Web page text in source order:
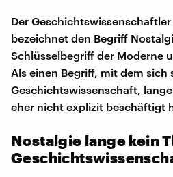
Der Geschichtswissenschaftler
bezeichnet den Begriff
Schlüsselbegriff der Moderne
Als einen Begriff, mit dem sich
Geschichtswissenschaft,
eher nicht explizit beschäftigt
Nostalgie lange kein